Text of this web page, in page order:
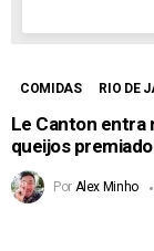
COMIDAS RIO DE
Le Canton entra
queijos
Por Alex Minho